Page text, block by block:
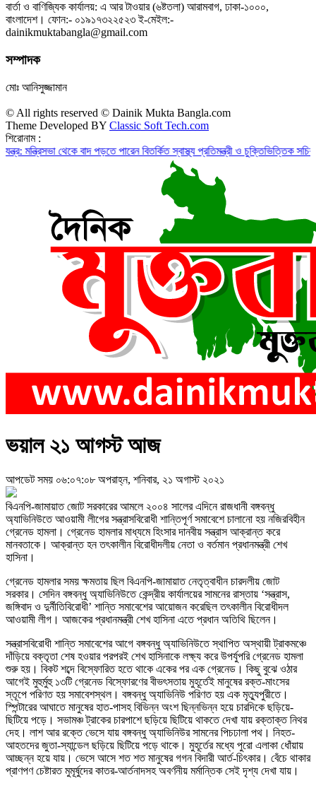
বার্তা ও বাণিজ্যিক কার্যালয়: এ আর টাওয়ার (৬ষ্টতলা) আরামবাগ, ঢাকা-১০০০,
বাংলাদেশ। ফোন:- ০১৯১৭৩২২৫২৩ ই-মেইল:-
dainikmuktabangla@gmail.com
সম্পাদক
মোঃ আনিসুজ্জামান
© All rights reserved © Dainik Mukta Bangla.com
Theme Developed BY Classic Soft Tech.com
শিরোনাম :
থেকে বাদ পড়তে পারেন বিতর্কিত স্বাস্থ্য প্রতিমন্ত্রী ও চুক্তিভিত্তিক সচিব!রাজস্ব
ভয়াল ২১ আগস্ট আজ
আপডেট সময় ০৬:০৭:০৮ অপরাহ্ন, শনিবার, ২১ অগাস্ট ২০২১
বিএনপি-জামায়াত জোট সরকারের আমলে ২০০৪ সালের এদিনে রাজধানী বঙ্গবন্ধু
অ্যাভিনিউতে আওয়ামী লীগের সন্ত্রাসবিরোধী শান্তিপূর্ণ সমাবেশে চালানো হয় নজিরবিহীন
গ্রেনেড হামলা। গ্রেনেড হামলার মাধ্যমে হিংসার দানবীয় সন্ত্রাস আক্রান্ত করে
মানবতাকে। আক্রান্ত হন তৎকালীন বিরোধীদলীয় নেতা ও বর্তমান প্রধানমন্ত্রী শেখ
হাসিনা।
গ্রেনেড হামলার সময় ক্ষমতায় ছিল বিএনপি-জামায়াত নেতৃত্বাধীন চারদলীয় জোট
সরকার। সেদিন বঙ্গবন্ধু অ্যাভিনিউতে কেন্দ্রীয় কার্যালয়ের সামনের রাস্তায় ‘সন্ত্রাস,
জঙ্গিবাদ ও দুর্নীতিবিরোধী’ শান্তি সমাবেশের আয়োজন করেছিল তৎকালীন বিরোধীদল
আওয়ামী লীগ। আজকের প্রধানমন্ত্রী শেখ হাসিনা এতে প্রধান অতিথি ছিলেন।
সন্ত্রাসবিরোধী শান্তি সমাবেশের আগে বঙ্গবন্ধু অ্যাভিনিউতে স্থাপিত অস্থায়ী ট্রাকমঞ্চে
দাঁড়িয়ে বক্তৃতা শেষ হওয়ার পরপরই শেখ হাসিনাকে লক্ষ্য করে উপর্যুপরি গ্রেনেড হামলা
শুরু হয়। বিকট শব্দে বিস্ফোরিত হতে থাকে একের পর এক গ্রেনেড। কিছু বুঝে ওঠার
আগেই মুহুর্মুহু ১৩টি গ্রেনেড বিস্ফোরণের বীভৎসতায় মুহূর্তেই মানুষের রক্ত-মাংসের
স্তূপে পরিণত হয় সমাবেশস্থল। বঙ্গবন্ধু অ্যাভিনিউ পরিণত হয় এক মৃত্যুপুরীতে।
স্পিন্টারের আঘাতে মানুষের হাত-পাসহ বিভিন্ন অংশ ছিন্নভিন্ন হয়ে চারদিকে ছড়িয়ে-
ছিটিয়ে পড়ে। সভামঞ্চ ট্রাকের চারপাশে ছড়িয়ে ছিটিয়ে থাকতে দেখা যায় রক্তাক্ত নিথর
দেহ। লাশ আর রক্তে ভেসে যায় বঙ্গবন্ধু অ্যাভিনিউর সামনের পিচঢালা পথ। নিহত-
আহতদের জুতা-স্যান্ডেল ছড়িয়ে ছিটিয়ে পড়ে থাকে। মুহূর্তের মধ্যে পুরো এলাকা ধোঁয়ায়
আচ্ছন্ন হয়ে যায়। ভেসে আসে শত শত মানুষের গগন বিদারী আর্ত-চিৎকার। বেঁচে থাকার
প্রাণপণ চেষ্টারত মুমূর্ষুদের কাতর-আর্তনাদসহ অবর্ণনীয় মর্মান্তিক সেই দৃশ্য দেখা যায়।